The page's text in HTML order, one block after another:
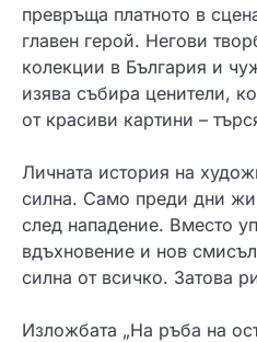
превръща платното в
главен герой. Негови
колекции в България и
изява събира ценители,
от красиви картини –
Личната история на
силна. Само преди дни
след нападение. Вместо
вдъхновение и нов
силна от всичко. Затова
Изложбата „На ръба на